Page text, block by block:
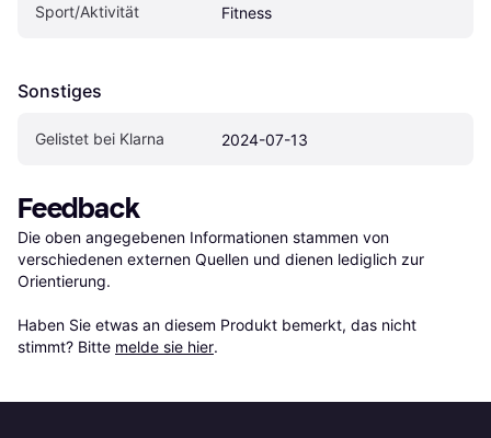
Sport/Aktivität Fitness
Sonstiges
Gelistet bei Klarna 2024-07-13
Feedback
Die oben angegebenen Informationen stammen von
verschiedenen externen Quellen und dienen lediglich zur
Orientierung.
Haben Sie etwas an diesem Produkt bemerkt, das nicht
stimmt? Bitte melde sie hier.